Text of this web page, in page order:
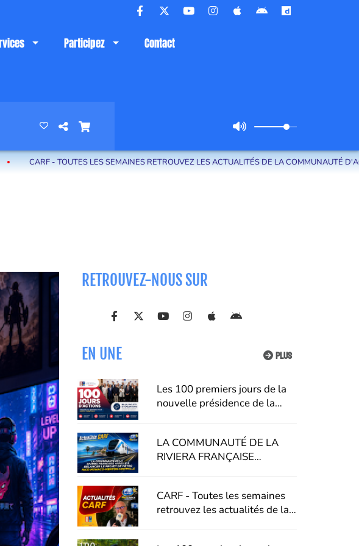
Participez Contact
LES SEMAINES RETROUVEZ LES ACTUALITÉS DE LA COMMUNAUTÉ D'AGGLOMÉRATION DE
RETROUVEZ-NOUS SUR
PLUS
EN UNE
Les 100 premiers jours de la
nouvelle présidence de la
pour le territoire
LA COMMUNAUTÉ DE LA
RIVIERA FRANÇAISE
MONACO-MENTON-
VINTIMILLE
CARF - Toutes les semaines
retrouvez les actualités de la